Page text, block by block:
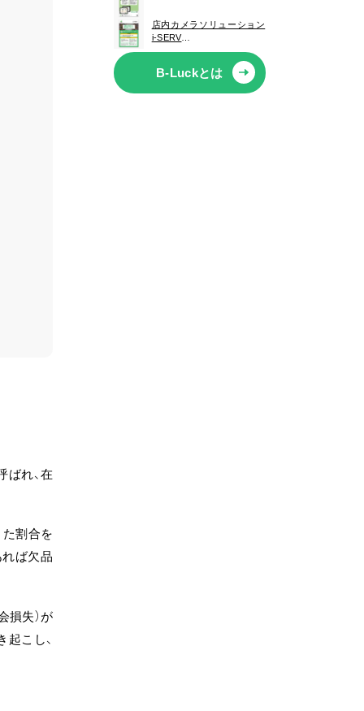
ばれ、在
た割合を
れば欠品
損失）が
こし、
店内カメラソリューション
i-SERV
紹介資料
B-Luckとは